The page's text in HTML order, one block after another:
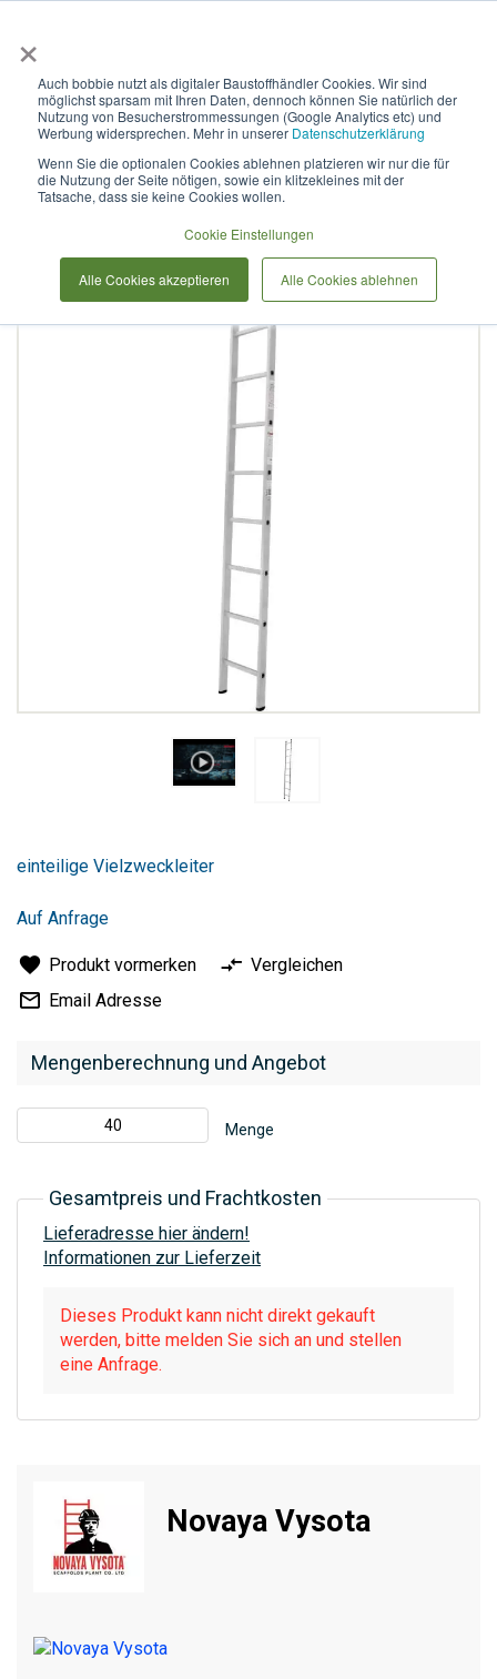
×
Auch bobbie nutzt als digitaler Baustoffhändler Cookies. Wir sind
möglichst sparsam mit Ihren Daten, dennoch können Sie natürlich der
Nutzung von Besucherstrommessungen (Google Analytics etc) und
Werbung widersprechen. Mehr in unserer Datenschutzerklärung
Wenn Sie die optionalen Cookies ablehnen platzieren wir nur die für
die Nutzung der Seite nötigen, sowie ein klitzekleines mit der
Tatsache, dass sie keine Cookies wollen.
Cookie Einstellungen
Alle Cookies akzeptieren Alle Cookies ablehnen
Sprossenleiter aus
Aluminium, einteilig, NV1210
1х24
der
springen
Mengenberechnung und Angebot
Menge
Gesamtpreis und Frachtkosten
Lieferadresse hier ändern!
Informationen zur Lieferzeit
Dieses Produkt kann nicht direkt gekauft
werden, bitte melden Sie sich an und stellen
eine Anfrage.
Novaya Vysota
einteilige Vielzweckleiter
Auf Anfrage
Produkt vormerken
Vergleichen
Email Adresse